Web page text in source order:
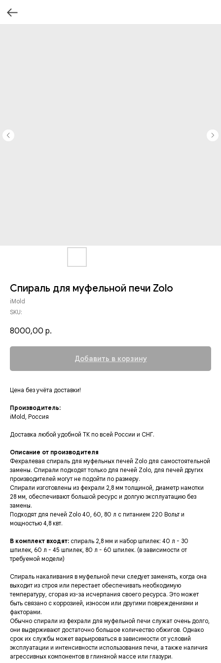
Спираль для муфельной печи Zolo
iMold
SKU:
8000,00 р.
Добавить в корзину
Цена без учёта доставки!
Производитель:
iMold, Россия
Доставка любой удобной ТК по всей России и СНГ.
Описание от производителя
Фехралевая спираль для муфельных печей Zolo для самостоятельной
замены. Спирали подходят только для печей Zolo, для печей других
производителей могут не подойти по размеру.
Спирали изготовлены из фехрали 2,8 мм толщиной, диаметр намотки
28 мм, обеспечивают большой ресурс и долгую эксплуатацию без
замены.
Подходят для печей Zolo 40, 60, 80 л с питанием 220 Вольт и
мощностью 4,8 квт.
В комплект входят: спираль 2,8 мм и набор шпилек: 40 л - 30
шпилек, 60 л - 45 шпилек, 80 л - 60 шпилек. (в зависимости от
требуемой модели)
Спираль накаливания в муфельной печи следует заменять, когда она
выходит из строя или перестает обеспечивать необходимую
температуру, сгорая из-за исчерпания своего ресурса. Это может
быть связано с коррозией, износом или другими повреждениями и
факторами.
Обычно спирали из фехрали для муфельной печи служат очень долго,
они выдерживают достаточно большое количество обжигов. Однако
срок их службы может варьироваться в зависимости от условий
эксплуатации и интенсивности использования печи, а также наличия
агрессивных компонентов в глиняной массе или глазури.